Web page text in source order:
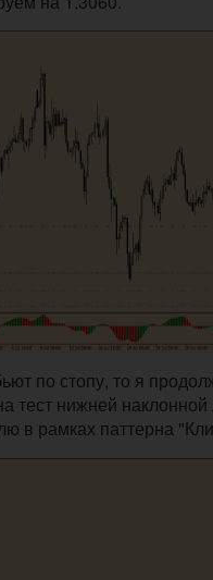
по стопу, то я
тест нижней
в рамках паттерна